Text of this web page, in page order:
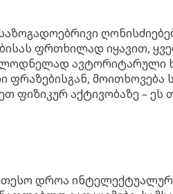
ფრთხილად იყავით,
ავტორიტარული
ფრაზებისგან, მოითხოვება
ფიზიკურ აქტივობაზე – ეს
დროა